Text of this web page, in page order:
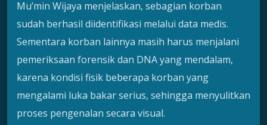
Mu’min Wijaya menjelaskan, sebagian korban
sudah berhasil diidentifikasi melalui data medis.
Sementara korban lainnya masih harus menjalani
pemeriksaan forensik dan DNA yang mendalam,
karena kondisi fisik beberapa korban yang
mengalami luka bakar serius, sehingga menyulitkan
proses pengenalan secara visual.